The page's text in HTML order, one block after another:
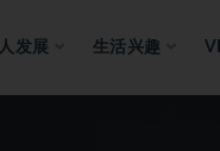
发展 生活兴趣